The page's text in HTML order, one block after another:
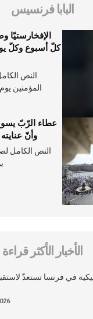
البابا فرنسيس
الإفخارستيّا
كلّ أسبوع وكلّ
النص
المؤمنين يوم
عطاء الرّبّ
وأنّ عنايته
النص الكامل
الأخبار الأكثر قراءة
في فرنسا تستعدّ